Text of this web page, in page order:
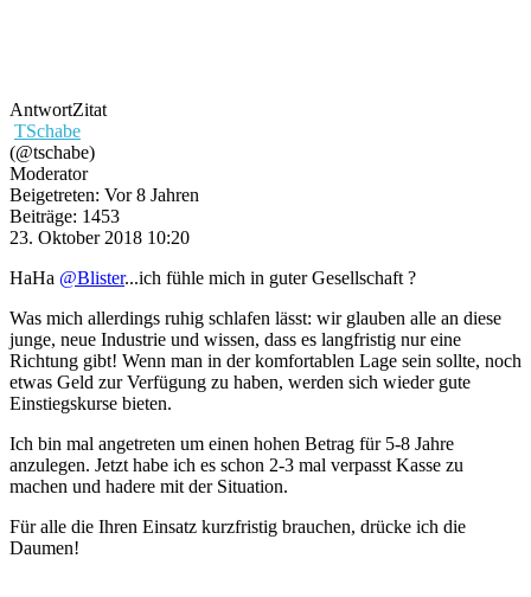
AntwortZitat
TSchabe
(@tschabe)
Moderator
Beigetreten: Vor 8 Jahren
Beiträge: 1453
23. Oktober 2018 10:20
HaHa @Blister...ich fühle mich in guter Gesellschaft ?
Was mich allerdings ruhig schlafen lässt: wir glauben alle an diese
junge, neue Industrie und wissen, dass es langfristig nur eine
Richtung gibt! Wenn man in der komfortablen Lage sein sollte, noch
etwas Geld zur Verfügung zu haben, werden sich wieder gute
Einstiegskurse bieten.
Ich bin mal angetreten um einen hohen Betrag für 5-8 Jahre
anzulegen. Jetzt habe ich es schon 2-3 mal verpasst Kasse zu
machen und hadere mit der Situation.
Für alle die Ihren Einsatz kurzfristig brauchen, drücke ich die
Daumen!